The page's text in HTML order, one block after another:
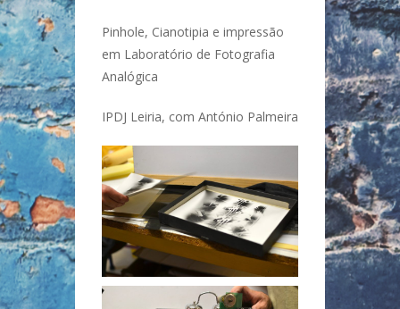
Pinhole, Cianotipia e impressão
em Laboratório de Fotografia
Analógica
IPDJ Leiria, com António Palmeira